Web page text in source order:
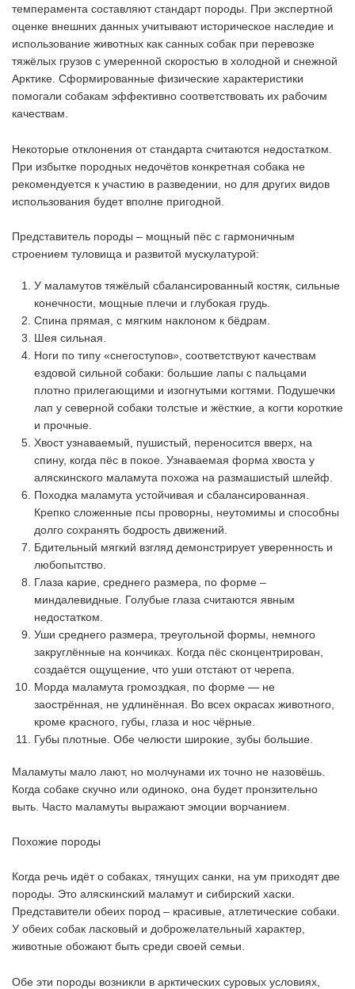
темперамента составляют стандарт породы. При экспертной
оценке внешних данных учитывают историческое наследие и
использование животных как санных собак при перевозке
тяжёлых грузов с умеренной скоростью в холодной и снежной
Арктике. Сформированные физические характеристики
помогали собакам эффективно соответствовать их рабочим
качествам.
Некоторые отклонения от стандарта считаются недостатком.
При избытке породных недочётов конкретная собака не
рекомендуется к участию в разведении, но для других видов
использования будет вполне пригодной.
Представитель породы – мощный пёс с гармоничным
строением туловища и развитой мускулатурой:
У маламутов тяжёлый сбалансированный костяк, сильные
конечности, мощные плечи и глубокая грудь.
Спина прямая, с мягким наклоном к бёдрам.
Шея сильная.
Ноги по типу «снегоступов», соответствуют качествам
ездовой сильной собаки: большие лапы с пальцами
плотно прилегающими и изогнутыми когтями. Подушечки
лап у северной собаки толстые и жёсткие, а когти короткие
и прочные.
Хвост узнаваемый, пушистый, переносится вверх, на
спину, когда пёс в покое. Узнаваемая форма хвоста у
аляскинского маламута похожа на размашистый шлейф.
Походка маламута устойчивая и сбалансированная.
Крепко сложенные псы проворны, неутомимы и способны
долго сохранять бодрость движений.
Бдительный мягкий взгляд демонстрирует уверенность и
любопытство.
Глаза карие, среднего размера, по форме –
миндалевидные. Голубые глаза считаются явным
недостатком.
Уши среднего размера, треугольной формы, немного
закруглённые на кончиках. Когда пёс сконцентрирован,
создаётся ощущение, что уши отстают от черепа.
Морда маламута громоздкая, по форме — не
заострённая, не удлинённая. Во всех окрасах животного,
кроме красного, губы, глаза и нос чёрные.
Губы плотные. Обе челюсти широкие, зубы большие.
Маламуты мало лают, но молчунами их точно не назовёшь.
Когда собаке скучно или одиноко, она будет пронзительно
выть. Часто маламуты выражают эмоции ворчанием.
Похожие породы
Когда речь идёт о собаках, тянущих санки, на ум приходят две
породы. Это аляскинский маламут и сибирский хаски.
Представители обеих пород – красивые, атлетические собаки.
У обеих собак ласковый и доброжелательный характер,
животные обожают быть среди своей семьи.
Обе эти породы возникли в арктических суровых условиях,